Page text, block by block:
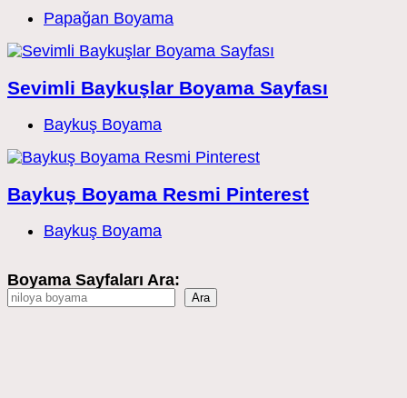
Post
category:
Papağan Boyama
Sevimli Baykuşlar Boyama Sayfası
Post
category:
Baykuş Boyama
Baykuş Boyama Resmi Pinterest
Post
Baykuş Boyama
Boyama Sayfaları Ara:
Ara